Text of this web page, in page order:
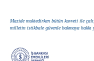
Mazide muktedirken bütün kuvveti ile
milletin istikbale güvenle bakmaya hakkı